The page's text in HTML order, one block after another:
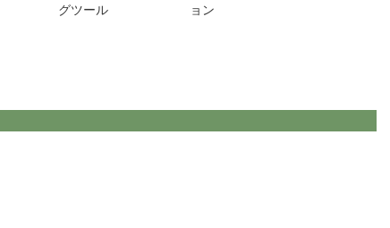
グツール
ョン